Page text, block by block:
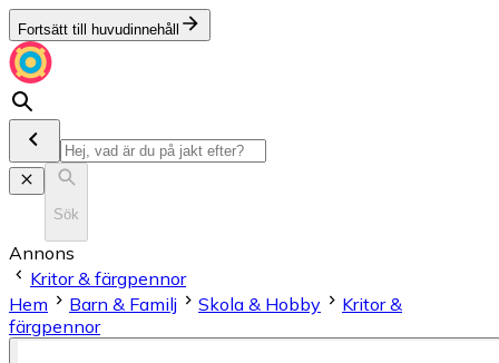
Fortsätt till huvudinnehåll
Sök
Annons
Kritor & färgpennor
Hem
Barn & Familj Skola & Hobby
Kritor &
färgpennor